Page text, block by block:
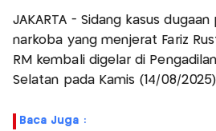
JAKARTA - Sidang kasus
narkoba yang menjerat Fariz
RM kembali digelar di
Selatan pada Kamis (14/08/
Baca Juga :